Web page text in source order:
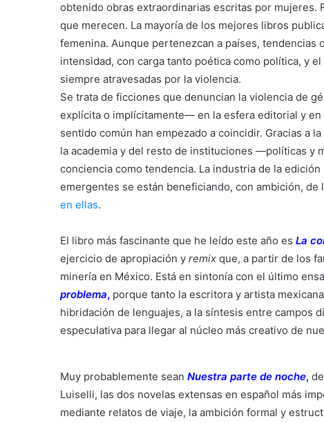
obtenido obras extraordinarias escritas por mujeres.
que merecen. La mayoría de los mejores libros
femenina. Aunque pertenezcan a países,
intensidad, con carga tanto poética como política, y
siempre atravesadas por la violencia.
Se trata de ficciones que denuncian la violencia de
explícita o implícitamente— en la esfera editorial y
sentido común han empezado a coincidir. Gracias a
la academia y del resto de instituciones —políticas y
conciencia como tendencia. La industria de la
emergentes se están beneficiando, con ambición,
en ellas.
El libro más fascinante que he leído este año es La
ejercicio de apropiación y remix que, a partir de los
minería en México. Está en sintonía con el último
problema, porque tanto la escritora y artista
hibridación de lenguajes, a la síntesis entre campos
especulativa para llegar al núcleo más creativo de
Muy probablemente sean Nuestra parte de noche,
Luiselli, las dos novelas extensas en español más
mediante relatos de viaje, la ambición formal y